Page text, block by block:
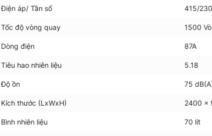
Điện áp/ Tần số 415/
Tốc độ vòng quay 1500
Dòng điện 87A
Tiêu hao nhiên liệu 5.18
Độ ồn 75
Kích thước (LxWxH) 2400 x
Bình nhiên liệu 70 lít